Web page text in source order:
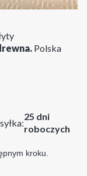
Polska
25 dni
roboczych
kroku.